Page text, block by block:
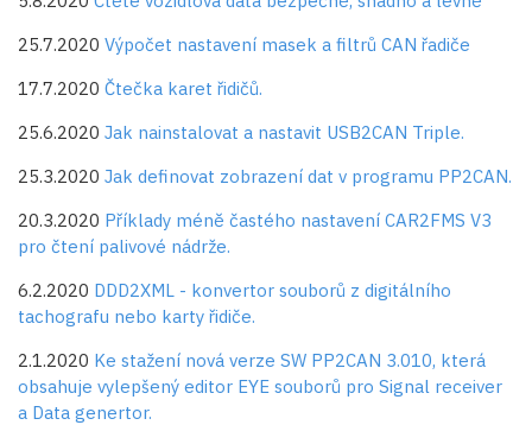
25.7.2020 Výpočet nastavení masek a filtrů CAN řadiče
17.7.2020 Čtečka karet řidičů.
25.6.2020 Jak nainstalovat a nastavit USB2CAN Triple.
25.3.2020 Jak definovat zobrazení dat v programu PP2CAN.
20.3.2020 Příklady méně častého nastavení CAR2FMS V3
pro čtení palivové nádrže.
6.2.2020 DDD2XML - konvertor souborů z digitálního
tachografu nebo karty řidiče.
2.1.2020 Ke stažení nová verze SW PP2CAN 3.010, která
obsahuje vylepšený editor EYE souborů pro Signal receiver
a Data genertor.